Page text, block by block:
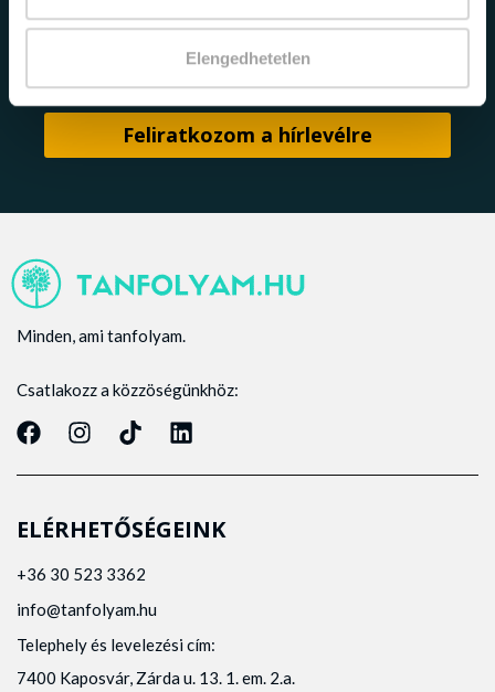
Elengedhetetlen
adatkezelési tájékoztatóban
Minden, ami tanfolyam.
Csatlakozz a közzöségünkhöz:
ELÉRHETŐSÉGEINK
+36 30 523 3362
info@tanfolyam.hu
Telephely és levelezési cím:
7400 Kaposvár, Zárda u. 13. 1. em. 2.a.